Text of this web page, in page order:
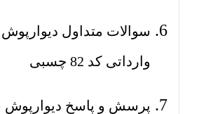
سوالات متداول
وارداتی کد 82 چسبی
پرسش و پاسخ دیوارپوش